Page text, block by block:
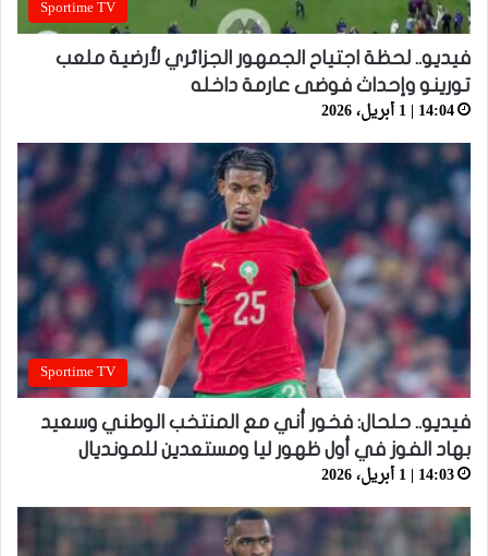
Sportime TV
فيديو.. لحظة اجتياح الجمهور الجزائري لأرضية ملعب
تورينو وإحداث فوضى عارمة داخله
14:04 | 1 أبريل، 2026
Sportime TV
فيديو.. حلحال: فخور أني مع المنتخب الوطني وسعيد
بهاد الفوز في أول ظهور ليا ومستعدين للمونديال
14:03 | 1 أبريل، 2026